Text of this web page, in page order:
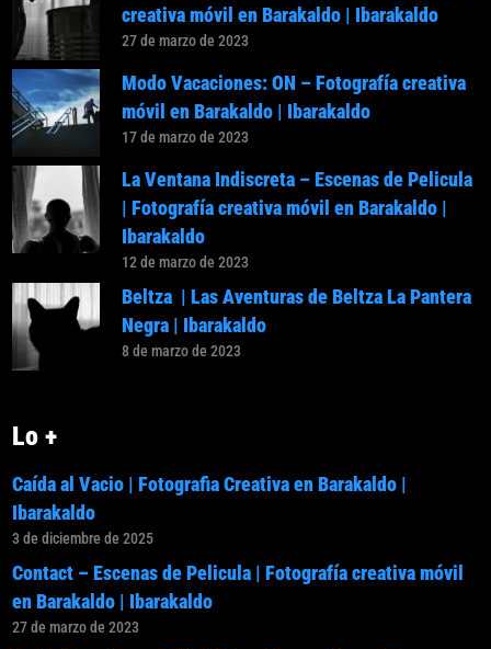
creativa móvil en Barakaldo | Ibarakaldo
27 de marzo de 2023
Modo Vacaciones: ON – Fotografía creativa
móvil en Barakaldo | Ibarakaldo
17 de marzo de 2023
La Ventana Indiscreta – Escenas de Pelicula
| Fotografía creativa móvil en Barakaldo |
Ibarakaldo
12 de marzo de 2023
Beltza | Las Aventuras de Beltza La Pantera
Negra | Ibarakaldo
8 de marzo de 2023
Lo +
Caída al Vacio | Fotografia Creativa en Barakaldo |
Ibarakaldo
3 de diciembre de 2025
Contact – Escenas de Pelicula | Fotografía creativa móvil
en Barakaldo | Ibarakaldo
27 de marzo de 2023